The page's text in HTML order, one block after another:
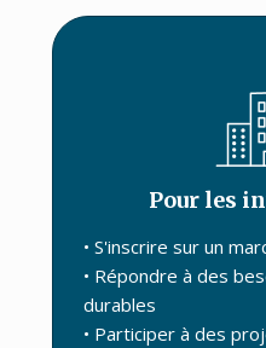
Pour les
• S'inscrire sur un
• Répondre à des
durables
• Participer à des